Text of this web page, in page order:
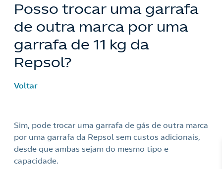
Nós ligamos!
Posso trocar uma garrafa
de outra marca por uma
garrafa de 11 kg da
Repsol?
Voltar
Sim, pode trocar uma garrafa de gás de outra marca
por uma garrafa da Repsol sem custos adicionais,
desde que ambas sejam do mesmo tipo e
capacidade.